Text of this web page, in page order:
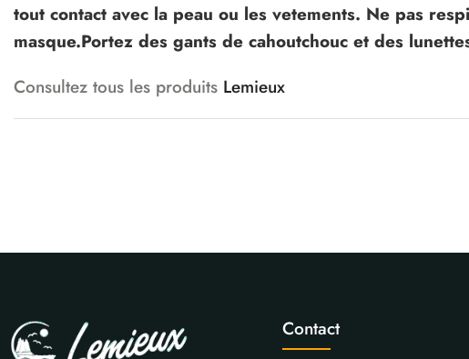
tout contact avec la peau ou les vetements. Ne pas
masque.Portez des gants de cahoutchouc et des
Consultez tous les produits Lemieux
Contact